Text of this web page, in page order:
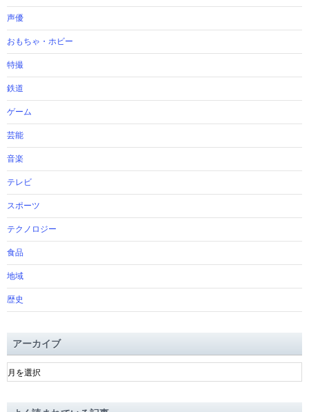
声優
おもちゃ・ホビー
特撮
鉄道
ゲーム
芸能
音楽
テレビ
スポーツ
テクノロジー
食品
地域
歴史
アーカイブ
ア
ー